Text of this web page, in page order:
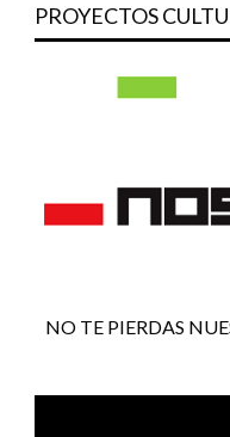
PROYECTOS
NO TE PIERDAS